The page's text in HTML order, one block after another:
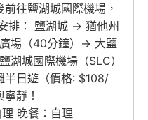
往鹽湖城國際機場，
排： 鹽湖城 → 猶他州
場（40分鐘）→ 大鹽
城國際機場（SLC）
半日遊（價格: $108/
靜！
晚餐：自理